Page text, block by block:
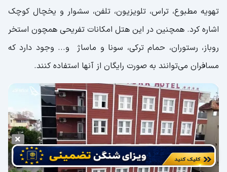
تهویه مطبوع، تراس، تلویزیون، تلفن، سشوار و یخچال کوچک
اشاره کرد. همچنین در این هتل امکانات تفریحی همچون استخر
روباز، رستوران، حمام ترکی، سونا و ماساژ و... وجود دارد که
مسافران می‌توانند به صورت رایگان از آنها استفاده کنند.